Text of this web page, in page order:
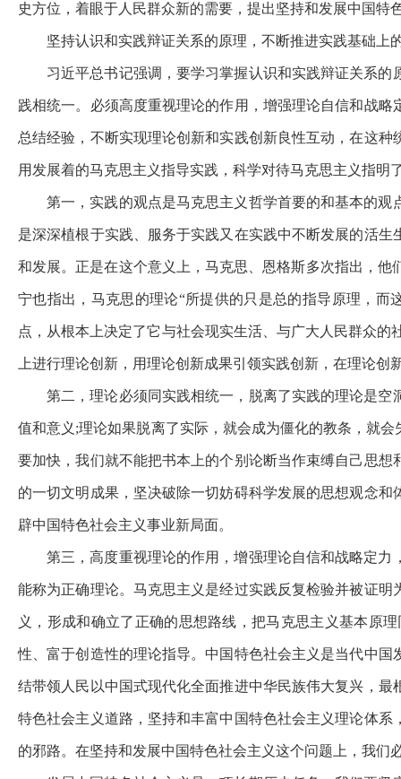
史方位，着眼于人民群众新的需要，提出坚持和发展中国特
坚持认识和实践辩证关系的原理，不断推进实践基础上
习近平总书记强调，要学习掌握认识和实践辩证关系
践相统一。必须高度重视理论的作用，增强理论自信和战
总结经验，不断实现理论创新和实践创新良性互动，在这
用发展着的马克思主义指导实践，科学对待马克思主义指明
第一，实践的观点是马克思主义哲学首要的和基本的
是深深植根于实践、服务于实践又在实践中不断发展的活
和发展。正是在这个意义上，马克思、恩格斯多次指出，
宁也指出，马克思的理论“所提供的只是总的指导原理，
点，从根本上决定了它与社会现实生活、与广大人民群众
上进行理论创新，用理论创新成果引领实践创新，在理论
第二，理论必须同实践相统一，脱离了实践的理论是
值和意义;理论如果脱离了实际，就会成为僵化的教条，就
要加快，我们就不能把书本上的个别论断当作束缚自己思
的一切文明成果，坚决破除一切妨碍科学发展的思想观念
辟中国特色社会主义事业新局面。
第三，高度重视理论的作用，增强理论自信和战略定
能称为正确理论。马克思主义是经过实践反复检验并被证
义，形成和确立了正确的思想路线，把马克思主义基本原
性、富于创造性的理论指导。中国特色社会主义是当代中
结带领人民以中国式现代化全面推进中华民族伟大复兴，
特色社会主义道路，坚持和丰富中国特色社会主义理论体
的邪路。在坚持和发展中国特色社会主义这个问题上，我们